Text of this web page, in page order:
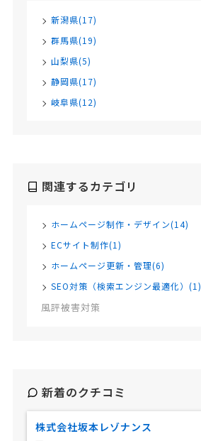
新潟県(17)
群馬県(19)
山梨県(5)
静岡県(17)
岐阜県(12)
関連するカテゴリ
ホームページ制作・デザイン(14)
ECサイト制作(1)
ホームページ更新・管理(6)
SEO対策（検索エンジン最適化）(1)
風評被害対策
新着のクチコミ
株式会社坂本レゾナンス